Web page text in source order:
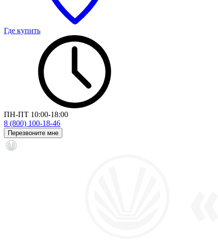
Где купить
ПН-ПТ 10:00-18:00
8 (800) 100-18-46
Перезвоните мне